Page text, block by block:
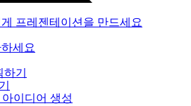
프레젠테이션을 만드세요
세요
하기
이디어 생성